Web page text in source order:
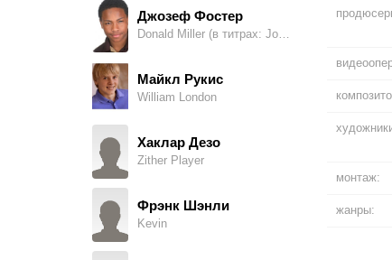
Джозеф Фостер
Donald Miller (в титрах: Joseph Foster II)
Майкл Рукис
William London
Хаклар Дезо
Zither Player
Фрэнк Шэнли
Kevin
монтаж:
жанры: